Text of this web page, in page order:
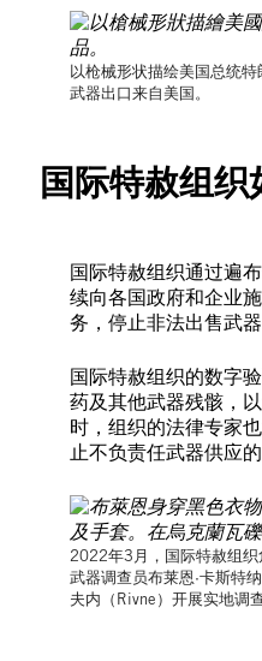
以枪械形状描绘美国总统
武器出口来自美国。
国际特赦组织
国际特赦组织通过遍
续向各国政府和企业
务，停止非法出售武器
国际特赦组织的数字
药及其他武器残骸，
时，组织的法律专家
止不负责任武器供应的
2022年3月，国际特赦组
武器调查员布莱恩·卡斯特
夫内（Rivne）开展实地调查